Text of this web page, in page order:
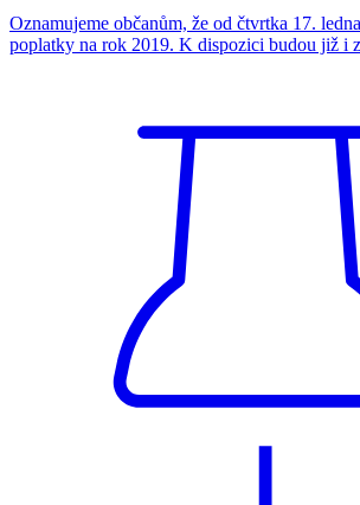
Oznamujeme občanům, že od čtvrtka 17.
poplatky na rok 2019. K dispozici budou již i